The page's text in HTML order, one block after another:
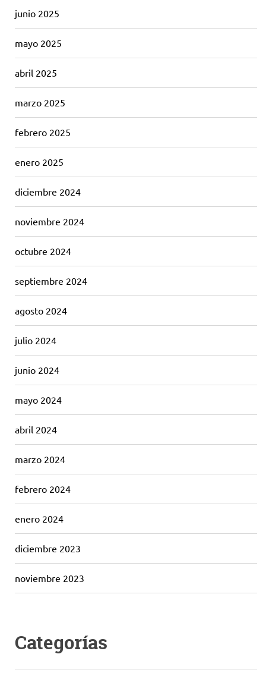
junio 2025
mayo 2025
abril 2025
marzo 2025
febrero 2025
enero 2025
diciembre 2024
noviembre 2024
octubre 2024
septiembre 2024
agosto 2024
julio 2024
junio 2024
mayo 2024
abril 2024
marzo 2024
febrero 2024
enero 2024
diciembre 2023
noviembre 2023
Categorías